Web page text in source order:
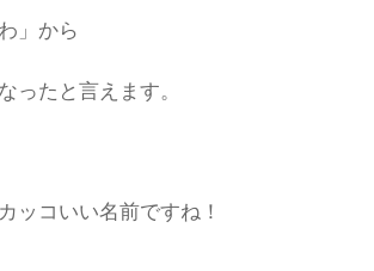
」から
ったと言えます。
ッコいい名前ですね！